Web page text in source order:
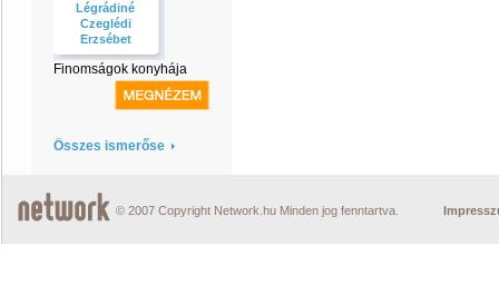
Légrádiné
Czeglédi
Erzsébet
Finomságok konyhája
Összes ismerőse
© 2007 Copyright Network.hu Minden jog fenntartva.